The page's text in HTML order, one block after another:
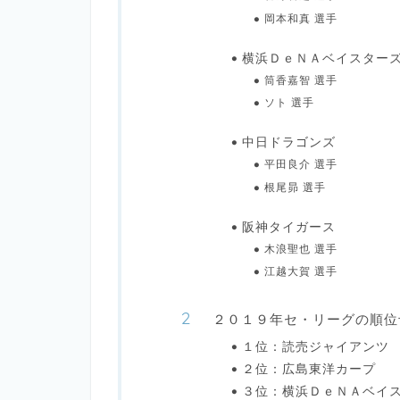
岡本和真 選手
横浜ＤｅＮＡベイスター
筒香嘉智 選手
ソト 選手
中日ドラゴンズ
平田良介 選手
根尾昴 選手
阪神タイガース
木浪聖也 選手
江越大賀 選手
２０１９年セ・リーグの順
１位：読売ジャイアンツ
２位：広島東洋カープ
３位：横浜ＤｅＮＡベイ